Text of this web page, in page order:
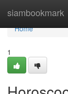
siambookmark
Home
Home
1